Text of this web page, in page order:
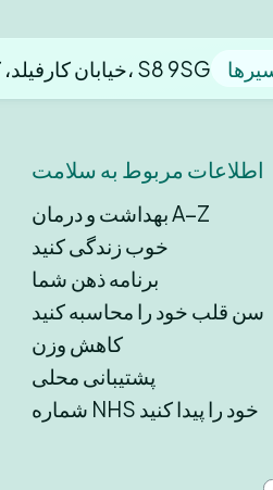
خیابان کارفیلد، کارفیلد، شفیلد، S8 9SG
اطلاعات مربوط به سلامت
بهداشت و درمان A−Z
خوب زندگی کنید
برنامه ذهن شما
سن قلب خود را محاسبه کنید
کاهش وزن
پشتیبانی محلی
شماره NHS خود را پیدا کنید